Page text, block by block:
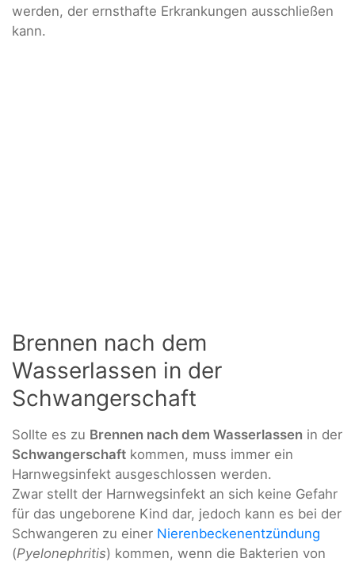
werden, der ernsthafte Erkrankungen ausschließen
kann.
Brennen nach dem
Wasserlassen in der
Schwangerschaft
Sollte es zu Brennen nach dem Wasserlassen in der
Schwangerschaft kommen, muss immer ein
Harnwegsinfekt ausgeschlossen werden.
Zwar stellt der Harnwegsinfekt an sich keine Gefahr
für das ungeborene Kind dar, jedoch kann es bei der
Schwangeren zu einer Nierenbeckenentzündung
(Pyelonephritis) kommen, wenn die Bakterien von